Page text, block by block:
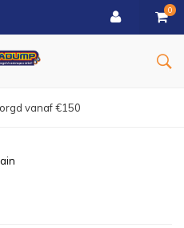
0
vanaf €150